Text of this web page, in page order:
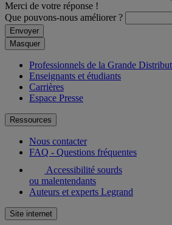
Merci de votre réponse !
Que pouvons-nous améliorer ?
Envoyer
Masquer
Professionnels de la Grande
Enseignants et étudiants
Carrières
Espace Presse
Ressources
Nous contacter
FAQ - Questions fréquentes
Accessibilité sourds
ou malentendants
Auteurs et experts Legrand
Site internet